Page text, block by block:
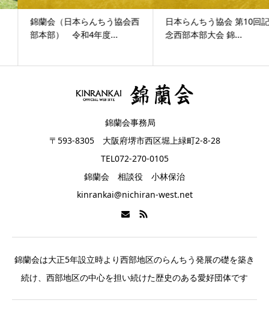
錦蘭会（日本らんちう協会西
部本部） 令和4年度...
日本らんちう協会 第10回記
念西部本部大会 錦...
錦蘭会事務局
〒593-8305 大阪府堺市西区堀上緑町2-8-28
TEL072-270-0105
錦蘭会 相談役 小林保治
kinrankai@nichiran-west.net
錦蘭会は大正5年設立時より西部地区のらんちう発展の礎を築き
続け、西部地区の中心を担い続けた歴史のある愛好団体です